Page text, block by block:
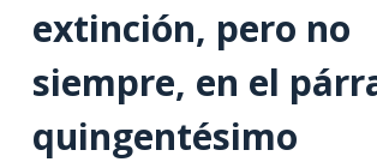
n
e
extinción, pero no
siempre, en el
quingentésimo